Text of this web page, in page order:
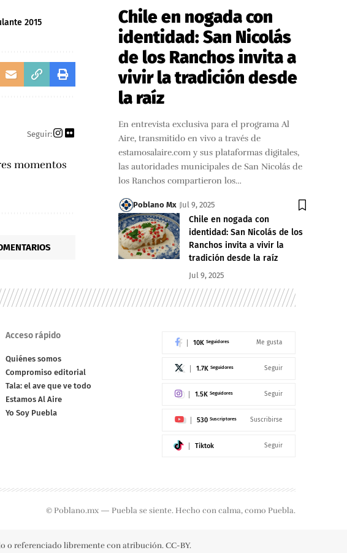
2015
Seguir:
momentos
Chile en nogada con
identidad: San Nicolás
de los Ranchos invita a
vivir la tradición desde
la raíz
En entrevista exclusiva para el programa Al
Aire, transmitido en vivo a través de
estamosalaire.com y sus plataformas digitales,
las autoridades municipales de San Nicolás de
los Ranchos compartieron los…
Poblano Mx Jul 9, 2025
Chile en nogada con
identidad: San Nicolás de los
Ranchos invita a vivir la
tradición desde la raíz
Jul 9, 2025
Acceso rápido
Quiénes somos
Compromiso editorial
Tala: el ave que ve todo
Estamos Al Aire
Yo Soy Puebla
10K Seguidores Me gusta
1.7K Seguidores Seguir
1.5K Seguidores Seguir
530 Suscriptores Suscribirse
Tiktok Seguir
© Poblano.mx — Puebla se siente. Hecho con calma, como Puebla.
o referenciado libremente con atribución. CC-BY.